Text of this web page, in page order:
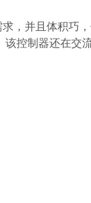
，并且体积巧
控制器还在交